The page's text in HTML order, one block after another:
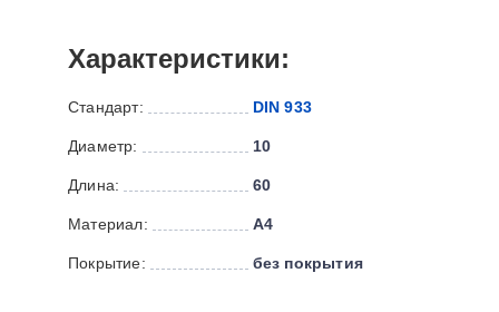
Характеристики:
Стандарт: DIN 933
Диаметр: 10
Длина: 60
Материал: А4
Покрытие: без покрытия